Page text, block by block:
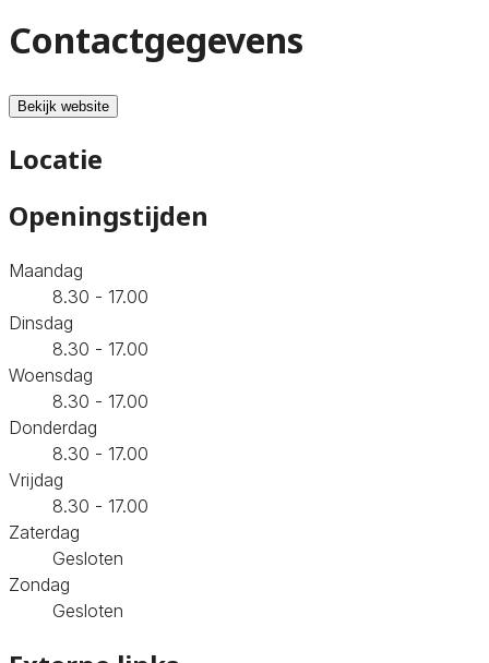
Contactgegevens
Bekijk website
Locatie
Openingstijden
Maandag
8.30 - 17.00
Dinsdag
8.30 - 17.00
Woensdag
8.30 - 17.00
Donderdag
8.30 - 17.00
Vrijdag
8.30 - 17.00
Zaterdag
Gesloten
Zondag
Gesloten